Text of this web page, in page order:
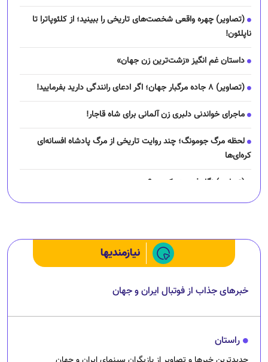
(تصاویر) چهره واقعی شخصت‌های تاریخی را ببینید؛ از کلئوپاترا تا
ناپلئون!
داستان غم انگیز «زشت‌ترین زن جهان»
(تصاویر) ۸ جاده مرگبار جهان؛ اگر ادعای رانندگی دارید بفرمایید!
ماجرای خواندنی دلبری زن آلمانی برای شاه قاجار!
لحظه مرگ جومونگ؛ چند روایت تاریخی از مرگ پادشاه افسانه‌ای
کره‌ای‌ها
(تصاویر) نگار فرهمند کیست؟
نیازمندیها
خبرهای جذاب از فوتبال ایران و جهان
راستان